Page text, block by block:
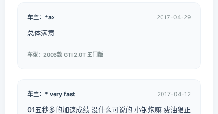
车主：*ax 2017-04-29
总体满意
车型：2006款 GTI 2.0T 五门版
车主：* very fast 2017-04-12
01五秒多的加速成绩 没什么可说的 小钢炮嘛 费油狠正